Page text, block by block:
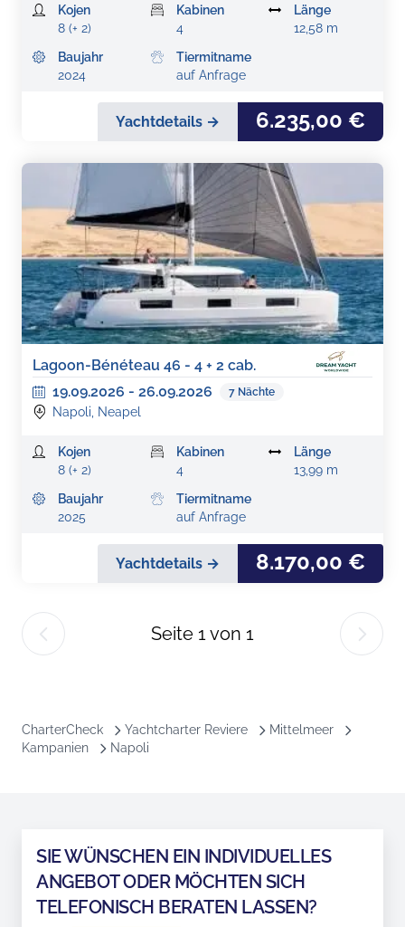
Kojen
8 (+ 2)
Kabinen
4
Länge
12,58 m
Baujahr
2024
Tiermitname
auf Anfrage
Yachtdetails → 6.235,00 €
Lagoon-Bénéteau 46 - 4 + 2 cab.
19.09.2026 - 26.09.2026 7 Nächte
Napoli, Neapel
Kojen
8 (+ 2)
Kabinen
4
Länge
13,99 m
Baujahr
2025
Tiermitname
auf Anfrage
Yachtdetails → 8.170,00 €
Seite 1von 1
CharterCheck Yachtcharter Reviere
Mittelmeer
Kampanien
Napoli
SIE WÜNSCHEN EIN INDIVIDUELLES
ANGEBOT ODER MÖCHTEN SICH
TELEFONISCH BERATEN LASSEN?